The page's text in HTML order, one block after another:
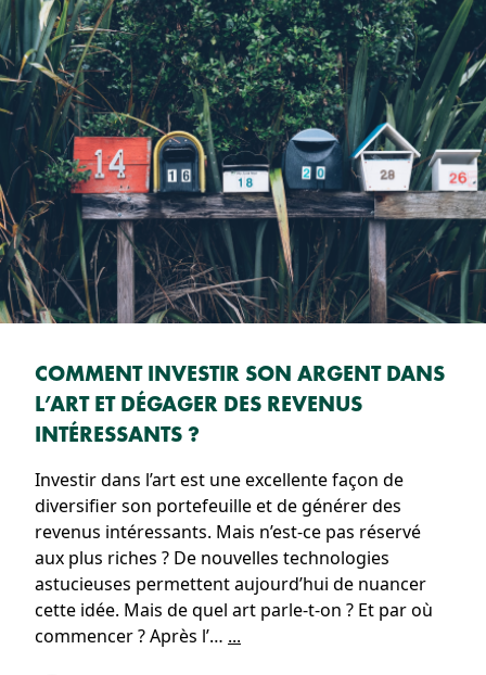
COMMENT INVESTIR SON ARGENT DANS
L’ART ET DÉGAGER DES REVENUS
INTÉRESSANTS ?
Investir dans l’art est une excellente façon de
diversifier son portefeuille et de générer des
revenus intéressants. Mais n’est-ce pas réservé
aux plus riches ? De nouvelles technologies
astucieuses permettent aujourd’hui de nuancer
cette idée. Mais de quel art parle-t-on ? Et par où
commencer ? Après l’… ...